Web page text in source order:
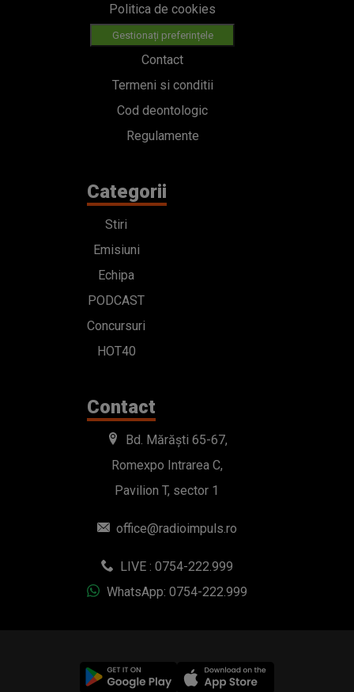
Politica de cookies
Gestionați preferințele
Contact
Termeni si conditii
Cod deontologic
Regulamente
Categorii
Stiri
Emisiuni
Echipa
PODCAST
Concursuri
HOT40
Contact
Bd. Mărăști 65-67,
Romexpo Intrarea C,
Pavilion T, sector 1
office@radioimpuls.ro
LIVE : 0754-222.999
WhatsApp: 0754-222.999